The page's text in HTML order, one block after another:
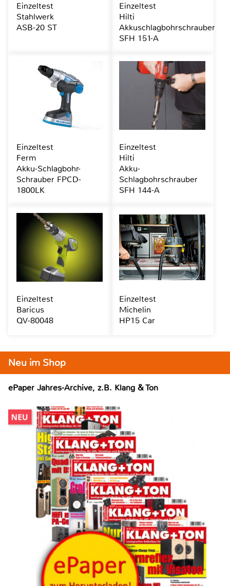
Neu im Shop
ePaper Jahres-Archive, z.B. Klang & Ton
Einzeltest
Stahlwerk
ASB-20 ST
Einzeltest
Hilti
Akkuschlagbohrschrauber
SFH 151-A
Einzeltest
Ferm
Akku-Schlagbohr-
Schrauber FPCD-
1800LK
Einzeltest
Hilti
Akku-
Schlagbohrschrauber
SFH 144-A
Einzeltest
Baricus
QV-80048
Einzeltest
Michelin
HP15 Car